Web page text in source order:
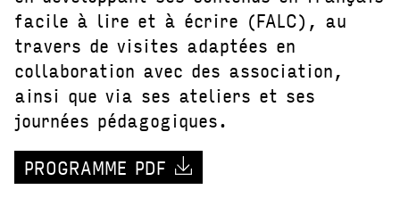
facile à lire et à écrire (FALC), au
travers de visites adaptées en
collaboration avec des association,
ainsi que via ses ateliers et ses
journées pédagogiques.
PROGRAMME PDF